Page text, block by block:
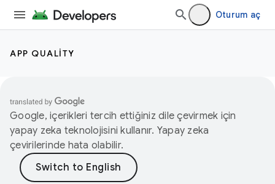
Oturum aç
APP QUALITY
Google, içerikleri tercih ettiğiniz dile çevirmek için
yapay zeka teknolojisini kullanır. Yapay zeka
çevirilerinde hata olabilir.